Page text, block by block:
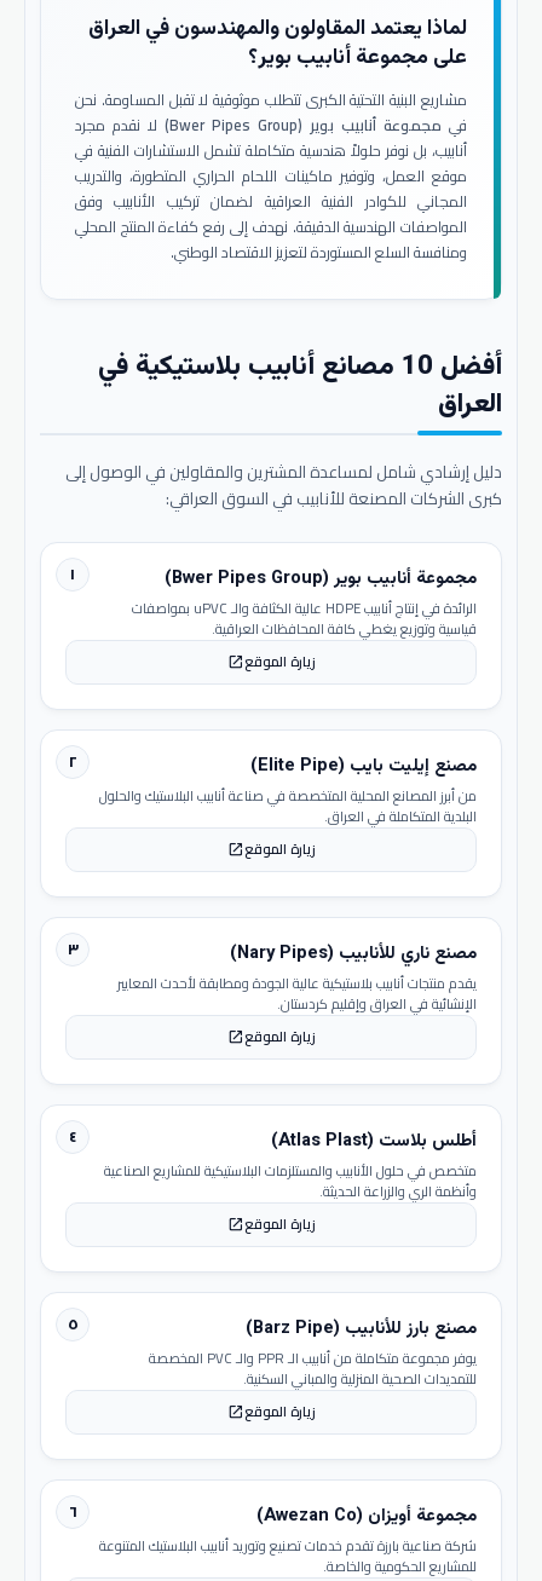
لماذا يعتمد المقاولون والمهندسون في العراق
على مجموعة أنابيب بوير؟
مشاريع البنية التحتية الكبرى تتطلب موثوقية لا تقبل المساومة. نحن
في مجموعة أنابيب بوير (Bwer Pipes Group)
لا نقدم مجرد
أنابيب، بل نوفر حلولاً هندسية متكاملة تشمل الاستشارات الفنية في
موقع العمل، وتوفير ماكينات اللحام الحراري المتطورة، والتدريب
المجاني للكوادر الفنية العراقية لضمان تركيب الأنابيب وفق
المواصفات الهندسية الدقيقة. نهدف إلى رفع كفاءة المنتج المحلي
ومنافسة السلع المستوردة لتعزيز الاقتصاد الوطني.
أفضل 10 مصانع أنابيب بلاستيكية في
العراق
دليل إرشادي شامل لمساعدة المشترين والمقاولين في الوصول إلى
كبرى الشركات المصنعة للأنابيب في السوق العراقي:
١ مجموعة أنابيب بوير (Bwer Pipes Group)
الرائدة في إنتاج أنابيب HDPE عالية الكثافة والـ uPVC بمواصفات
قياسية وتوزيع يغطي كافة المحافظات العراقية.
زيارة الموقعopen_in_new
٢ مصنع إيليت بايب (Elite Pipe)
من أبرز المصانع المحلية المتخصصة في صناعة أنابيب البلاستيك والحلول
البلدية المتكاملة في العراق.
زيارة الموقعopen_in_new
٣ مصنع ناري للأنابيب (Nary Pipes)
يقدم منتجات أنابيب بلاستيكية عالية الجودة ومطابقة لأحدث المعايير
الإنشائية في العراق وإقليم كردستان.
زيارة الموقعopen_in_new
٤ أطلس بلاست (Atlas Plast)
متخصص في حلول الأنابيب والمستلزمات البلاستيكية للمشاريع الصناعية
وأنظمة الري والزراعة الحديثة.
زيارة الموقعopen_in_new
٥ مصنع بارز للأنابيب (Barz Pipe)
يوفر مجموعة متكاملة من أنابيب الـ PPR والـ PVC المخصصة
للتمديدات الصحية المنزلية والمباني السكنية.
زيارة الموقعopen_in_new
٦ مجموعة أويزان (Awezan Co)
شركة صناعية بارزة تقدم خدمات تصنيع وتوريد أنابيب البلاستيك المتنوعة
للمشاريع الحكومية والخاصة.